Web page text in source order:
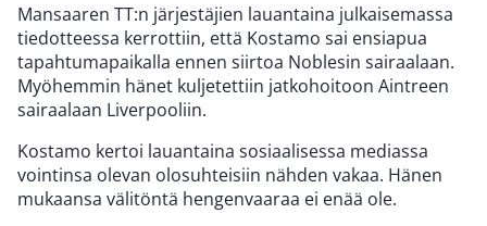
Mansaaren TT:n järjestäjien lauantaina julkaisemassa
tiedotteessa kerrottiin, että Kostamo sai ensiapua
tapahtumapaikalla ennen siirtoa Noblesin sairaalaan.
Myöhemmin hänet kuljetettiin jatkohoitoon Aintreen
sairaalaan Liverpooliin.
Kostamo kertoi lauantaina sosiaalisessa mediassa
vointinsa olevan olosuhteisiin nähden vakaa. Hänen
mukaansa välitöntä hengenvaaraa ei enää ole.